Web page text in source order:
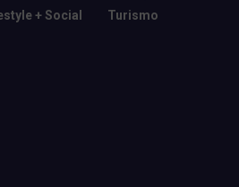
+ Social
Turismo